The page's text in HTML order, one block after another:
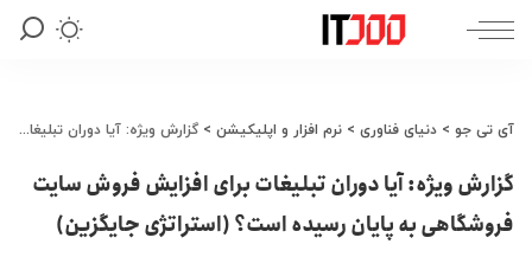
آی تی جو > دنیای فناوری > نرم افزار و اپلیکیشن > گزارش ویژه: آیا دوران تبلیغات برای افزایش فروش سایت فروشگاهی به پایان رسیده است؟ (استراتژی جایگزین)
گزارش ویژه: آیا دوران تبلیغات برای افزایش فروش سایت
فروشگاهی به پایان رسیده است؟ (استراتژی جایگزین)